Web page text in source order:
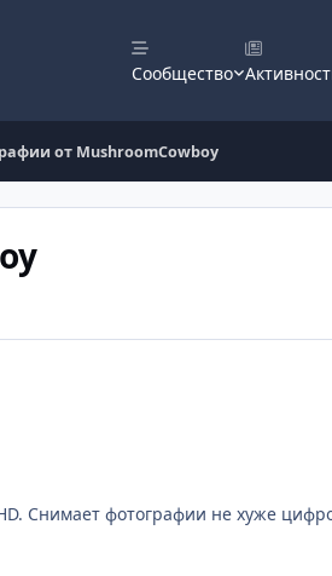
Сообщество
от MushroomCowboy
Снимает фотографии не хуже